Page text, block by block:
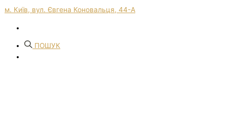
м. Київ, вул. Євгена Коновальця, 44-А
ПОШУК